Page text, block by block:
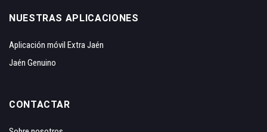
NUESTRAS APLICACIONES
Aplicación móvil Extra Jaén
Jaén Genuino
CONTACTAR